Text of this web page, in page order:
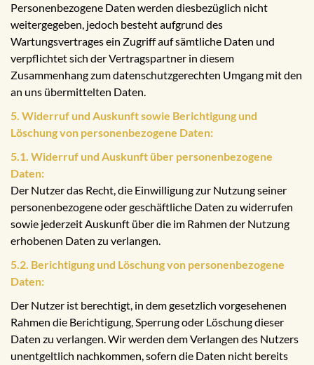
Personenbezogene Daten werden diesbezüglich nicht
weitergegeben, jedoch besteht aufgrund des
Wartungsvertrages ein Zugriff auf sämtliche Daten und
verpflichtet sich der Vertragspartner in diesem
Zusammenhang zum datenschutzgerechten Umgang mit den
an uns übermittelten Daten.
5. Widerruf und Auskunft sowie Berichtigung und
Löschung von personenbezogene Daten:
5.1. Widerruf und Auskunft über personenbezogene
Daten:
Der Nutzer das Recht, die Einwilligung zur Nutzung seiner
personenbezogene oder geschäftliche Daten zu widerrufen
sowie jederzeit Auskunft über die im Rahmen der Nutzung
erhobenen Daten zu verlangen.
5.2. Berichtigung und Löschung von personenbezogene
Daten:
Der Nutzer ist berechtigt, in dem gesetzlich vorgesehenen
Rahmen die Berichtigung, Sperrung oder Löschung dieser
Daten zu verlangen. Wir werden dem Verlangen des Nutzers
unentgeltlich nachkommen, sofern die Daten nicht bereits